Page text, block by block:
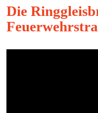
Die